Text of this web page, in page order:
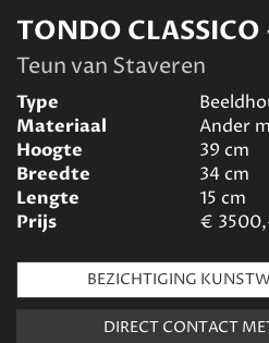
TONDO
Teun van Staveren
Type
Materiaal
Ander
Hoogte
39 cm
Breedte
34cm
Lengte
15 cm
Prijs
€
BEZICHTIGING
DIRECT CONTACT